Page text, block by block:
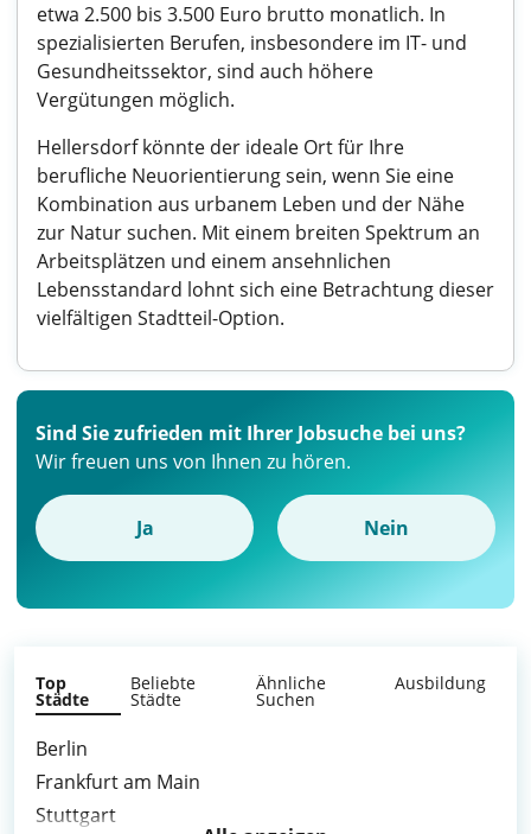
etwa 2.500 bis 3.500 Euro brutto monatlich. In
spezialisierten Berufen, insbesondere im IT- und
Gesundheitssektor, sind auch höhere
Vergütungen möglich.
Hellersdorf könnte der ideale Ort für Ihre
berufliche Neuorientierung sein, wenn Sie eine
Kombination aus urbanem Leben und der Nähe
zur Natur suchen. Mit einem breiten Spektrum an
Arbeitsplätzen und einem ansehnlichen
Lebensstandard lohnt sich eine Betrachtung dieser
vielfältigen Stadtteil-Option.
Sind Sie zufrieden mit Ihrer Jobsuche bei uns?
Wir freuen uns von Ihnen zu hören.
Ja Nein
Top
Städte
Beliebte
Städte
Ähnliche
Suchen
Ausbildung
Berlin
Frankfurt am Main
Stuttgart